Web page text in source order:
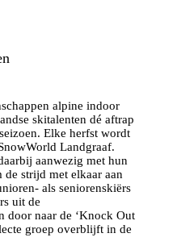
alpine indoor
skitalenten dé aftrap
Elke herfst wordt
Landgraaf.
aanwezig met hun
de strijd met elkaar aan
als seniorenskiërs
uit de
door naar de ‘Knock Out
groep overblijft in de